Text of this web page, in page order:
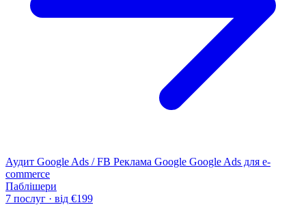
Аудит Google Ads / FB Реклама Google Google Ads для e-
commerce
Паблішери
7 послуг · від €199